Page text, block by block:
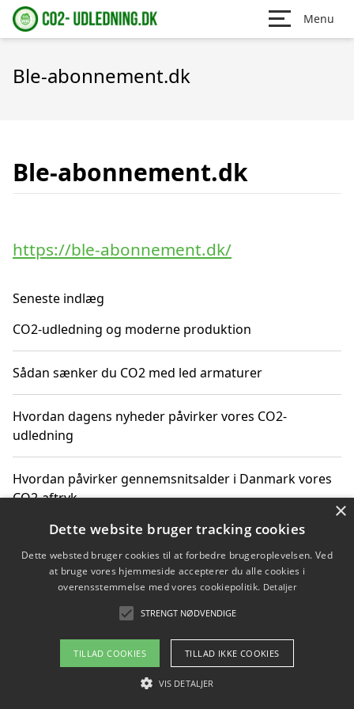
Menu
Ble-abonnement.dk
Ble-abonnement.dk
https://ble-abonnement.dk/
Seneste indlæg
CO2-udledning og moderne produktion
Sådan sænker du CO2 med led armaturer
Hvordan dagens nyheder påvirker vores CO2-
udledning
Hvordan påvirker gennemsnitsalder i Danmark vores
CO2-aftryk
Hvordan nyheder om CO2-udledning påvirker vores
hverdag
Om / kontakt
Blog Betingelser
×
Dette website bruger tracking cookies
Dette websted bruger cookies til at forbedre brugeroplevelsen. Ved
at bruge vores hjemmeside accepterer du alle cookies i
overensstemmelse med vores cookiepolitik. Detaljer
STRENGT NØDVENDIGE
TILLAD COOKIES TILLAD IKKE COOKIES
VIS DETALJER